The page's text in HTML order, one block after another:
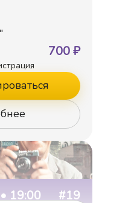
700₽
19:00 #19